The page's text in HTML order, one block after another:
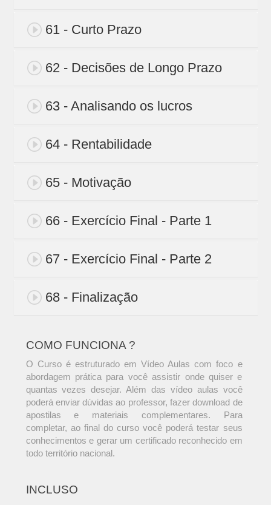
61 - Curto Prazo
62 - Decisões de Longo Prazo
63 - Analisando os lucros
64 - Rentabilidade
65 - Motivação
66 - Exercício Final - Parte 1
67 - Exercício Final - Parte 2
68 - Finalização
COMO FUNCIONA ?
O Curso é estruturado em Vídeo Aulas com foco e
abordagem prática para você assistir onde quiser e
quantas vezes desejar. Além das vídeo aulas você
poderá enviar dúvidas ao professor, fazer download de
apostilas e materiais complementares. Para
completar, ao final do curso você poderá testar seus
conhecimentos e gerar um certificado reconhecido em
todo território nacional.
INCLUSO